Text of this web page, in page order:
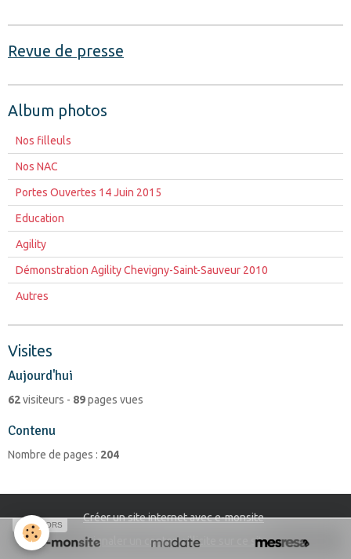
Revue de presse
Album photos
Nos filleuls
Nos NAC
Portes Ouvertes 14 Juin 2015
Education
Agility
Démonstration Agility Chevigny-Saint-Sauveur 2010
Autres
Visites
Aujourd'hui
62visiteurs - 89pages vues
Contenu
Nombre de pages : 204
Créer un site internet avec e-monsite
Signaler un contenu illicite sur ce site
SPONSORS